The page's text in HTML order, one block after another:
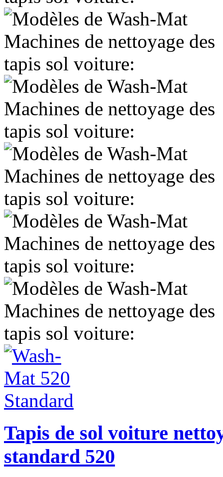
Tapis de sol voiture
standard 520